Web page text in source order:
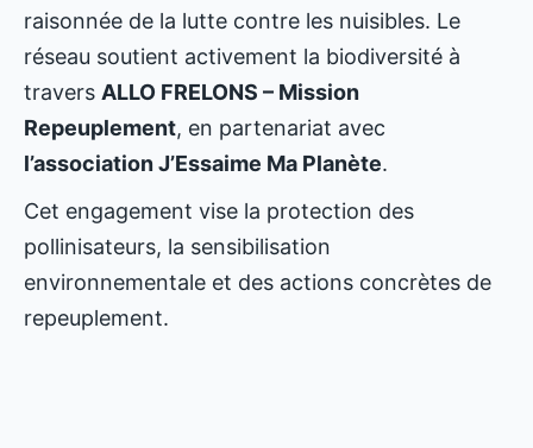
raisonnée de la lutte contre les nuisibles. Le
réseau soutient activement la biodiversité à
travers ALLO FRELONS – Mission
Repeuplement, en partenariat avec
l’association J’Essaime Ma Planète.
Cet engagement vise la protection des
pollinisateurs, la sensibilisation
environnementale et des actions concrètes de
repeuplement.